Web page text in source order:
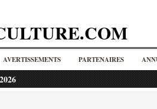
AVERTISSEMENTS PARTENAIRES